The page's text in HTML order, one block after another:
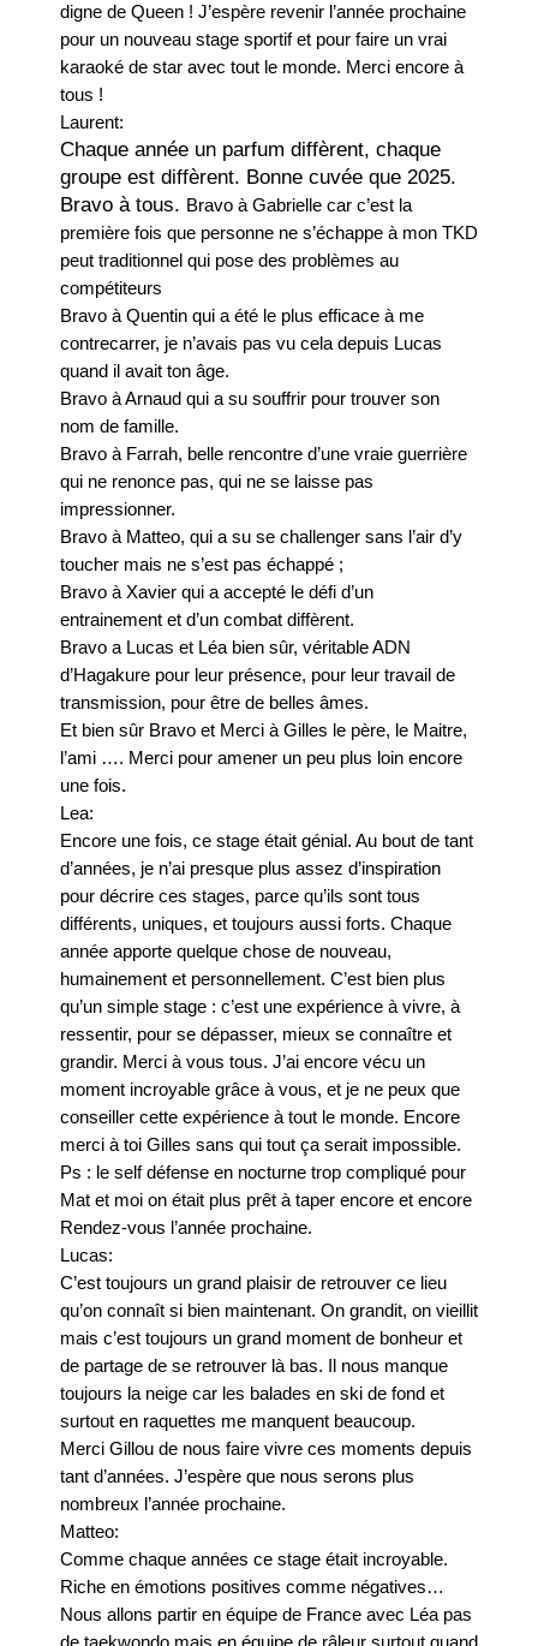
digne de Queen ! J’espère revenir l’année prochaine
pour un nouveau stage sportif et pour faire un vrai
karaoké de star avec tout le monde. Merci encore à
tous !
Laurent:
Chaque année un parfum diffèrent, chaque
groupe est diffèrent. Bonne cuvée que 2025.
Bravo à tous. Bravo à Gabrielle car c’est la
première fois que personne ne s’échappe à mon TKD
peut traditionnel qui pose des problèmes au
compétiteurs
Bravo à Quentin qui a été le plus efficace à me
contrecarrer, je n’avais pas vu cela depuis Lucas
quand il avait ton âge.
Bravo à Arnaud qui a su souffrir pour trouver son
nom de famille.
Bravo à Farrah, belle rencontre d’une vraie guerrière
qui ne renonce pas, qui ne se laisse pas
impressionner.
Bravo à Matteo, qui a su se challenger sans l’air d’y
toucher mais ne s’est pas échappé ;
Bravo à Xavier qui a accepté le défi d’un
entrainement et d’un combat diffèrent.
Bravo a Lucas et Léa bien sûr, véritable ADN
d’Hagakure pour leur présence, pour leur travail de
transmission, pour être de belles âmes.
Et bien sûr Bravo et Merci à Gilles le père, le Maitre,
l’ami …. Merci pour amener un peu plus loin encore
une fois.
Lea:
Encore une fois, ce stage était génial. Au bout de tant
d’années, je n’ai presque plus assez d’inspiration
pour décrire ces stages, parce qu’ils sont tous
différents, uniques, et toujours aussi forts. Chaque
année apporte quelque chose de nouveau,
humainement et personnellement. C’est bien plus
qu’un simple stage : c’est une expérience à vivre, à
ressentir, pour se dépasser, mieux se connaître et
grandir. Merci à vous tous. J’ai encore vécu un
moment incroyable grâce à vous, et je ne peux que
conseiller cette expérience à tout le monde. Encore
merci à toi Gilles sans qui tout ça serait impossible.
Ps : le self défense en nocturne trop compliqué pour
Mat et moi on était plus prêt à taper encore et encore
Rendez-vous l’année prochaine.
Lucas:
C’est toujours un grand plaisir de retrouver ce lieu
qu’on connaît si bien maintenant. On grandit, on vieillit
mais c’est toujours un grand moment de bonheur et
de partage de se retrouver là bas. Il nous manque
toujours la neige car les balades en ski de fond et
surtout en raquettes me manquent beaucoup.
Merci Gillou de nous faire vivre ces moments depuis
tant d’années. J’espère que nous serons plus
nombreux l’année prochaine.
Matteo:
Comme chaque années ce stage était incroyable.
Riche en émotions positives comme négatives…
Nous allons partir en équipe de France avec Léa pas
de taekwondo mais en équipe de râleur surtout quand